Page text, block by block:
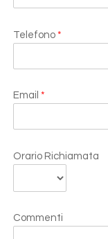
Telefono *
Email *
Orario Richiamata
Commenti